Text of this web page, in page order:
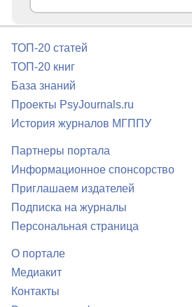
ТОП-20 статей
ТОП-20 книг
База знаний
Проекты PsyJournals.ru
История журналов МГППУ
Партнеры портала
Информационное спонсорство
Приглашаем издателей
Подписка на журналы
Персональная страница
О портале
Медиакит
Контакты